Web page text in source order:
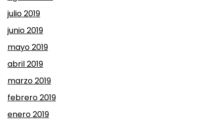
julio 2019
junio 2019
mayo 2019
abril 2019
marzo 2019
febrero 2019
enero 2019